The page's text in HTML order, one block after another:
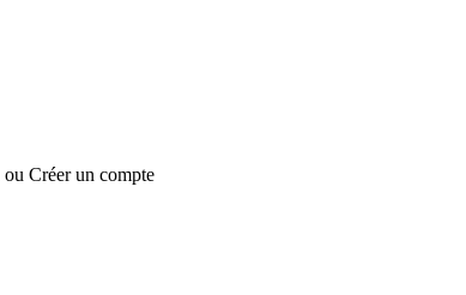
ou Créer un compte